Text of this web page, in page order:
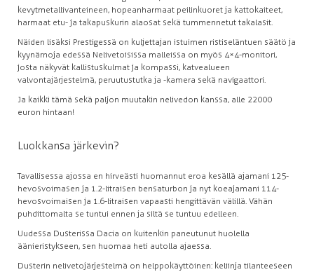
kevytmetallivanteineen, hopeanharmaat peilinkuoret ja kattokaiteet,
harmaat etu- ja takapuskurin alaosat sekä tummennetut takalasit.
Näiden lisäksi Prestigessä on kuljettajan istuimen ristiseläntuen säätö ja
kyynärnoja edessä Nelivetoisissa malleissa on myös 4×4-monitori,
josta näkyvät kallistuskulmat ja kompassi, katvealueen
valvontajärjestelmä, peruutustutka ja -kamera sekä navigaattori.
Ja kaikki tämä sekä paljon muutakin nelivedon kanssa, alle 22 000
euron hintaan!
Luokkansa järkevin?
Tavallisessa ajossa en hirveästi huomannut eroa kesällä ajamani 125-
hevosvoimasen ja 1.2-litraisen bensaturbon ja nyt koeajamani 114-
hevosvoimaisen ja 1.6-litraisen vapaasti hengittävän välillä. Vähän
puhdittomalta se tuntui ennen ja siltä se tuntuu edelleen.
Uudessa Dusterissa Dacia on kuitenkin paneutunut huolella
äänieristykseen, sen huomaa heti autolla ajaessa.
Dusterin nelivetojärjestelmä on helppokäyttöinen: keliin ja tilanteeseen